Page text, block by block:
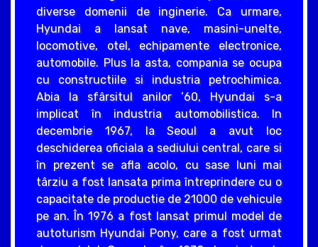
diverse domenii de inginerie. Ca urmare,
Hyundai a lansat nave, masini-unelte,
locomotive, otel, echipamente electronice,
automobile. Plus la asta, compania se ocupa
cu constructiile si industria petrochimica.
Abia la sfârsitul anilor ’60, Hyundai s-a
implicat în industria automobilistica. In
decembrie 1967, la Seoul a avut loc
deschiderea oficiala a sediului central, care si
în prezent se afla acolo, cu sase luni mai
târziu a fost lansata prima întreprindere cu o
capacitate de productie de 21000 de vehicule
pe an. În 1976 a fost lansat primul model de
autoturism Hyundai Pony, care a fost urmat